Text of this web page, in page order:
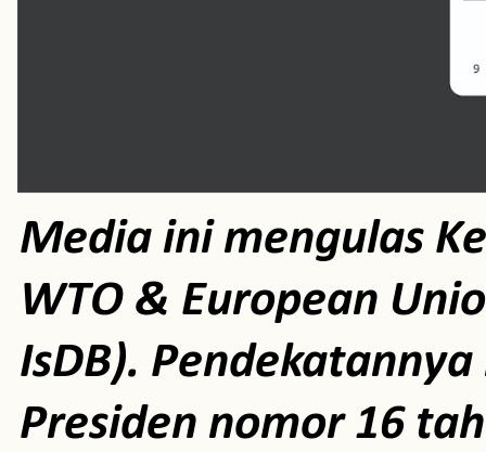
Media ini mengulas
WTO & European
IsDB).
Presiden nomor 16